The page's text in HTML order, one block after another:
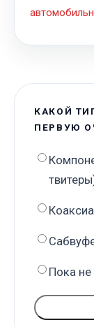
КАКОЙ
ПЕРВУЮ
Пока не